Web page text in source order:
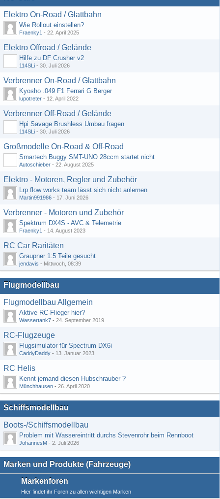
Elektro On-Road / Glattbahn
Wie Rollout einstellen?
Fraenky1 - 22. April 2025
Elektro Offroad / Gelände
Hilfe zu DF Crusher v2
114SLi - 30. Juli 2026
Verbrenner On-Road / Glattbahn
Kyosho .049 F1 Ferrari G Berger
lupotreter - 12. April 2022
Verbrenner Off-Road / Gelände
Hpi Savage Brushless Umbau fragen
114SLi - 30. Juli 2026
Großmodelle On-Road & Off-Road
Smartech Buggy SMT-UNO 28ccm startet nicht
Autoschieber - 22. August 2025
Elektro - Motoren, Regler und Zubehör
Lrp flow works team lässt sich nicht anlernen
Martin991986 - 17. Juni 2026
Verbrenner - Motoren und Zubehör
Spektrum DX4S - AVC & Telemetrie
Fraenky1 - 14. August 2023
RC Car Raritäten
Graupner 1:5 Teile gesucht
jendavis - Mittwoch, 08:39
Flugmodellbau
Flugmodellbau Allgemein
Aktive RC-Flieger hier?
Wassertank7 - 24. September 2019
RC-Flugzeuge
Flugsimulator für Spectrum DX6i
CaddyDaddy - 13. Januar 2023
RC Helis
Kennt jemand diesen Hubschrauber ?
Münchhausen - 26. April 2020
Schiffsmodellbau
Boots-/Schiffsmodellbau
Problem mit Wassereintritt durchs Stevenrohr beim Rennboot
JohannesM - 2. Juli 2026
Marken und Produkte (Fahrzeuge)
Markenforen
Hier findet ihr Foren zu allen wichtigen Marken